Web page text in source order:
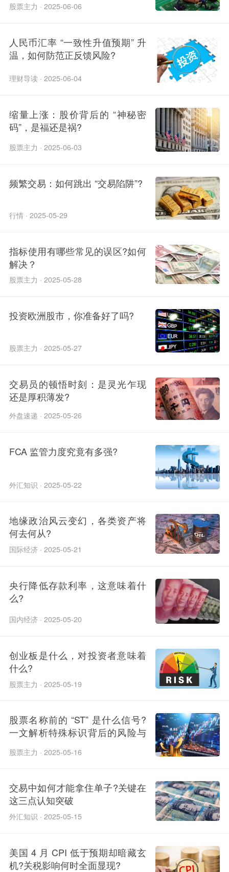
股票主力 · 2025-06-06
人民币汇率 “一致性升值预期” 升
温，如何防范正反馈风险?
理财导读 · 2025-06-04
缩量上涨：股价背后的 “神秘密
码”，是福还是祸?
股票主力 · 2025-06-03
频繁交易：如何跳出 “交易陷阱”?
行情 · 2025-05-29
指标使用有哪些常见的误区?如何
解决？
股票主力 · 2025-05-28
投资欧洲股市，你准备好了吗?
股票主力 · 2025-05-27
交易员的顿悟时刻：是灵光乍现
还是厚积薄发?
外盘速递 · 2025-05-26
FCA 监管力度究竟有多强?​
外汇知识 · 2025-05-22
地缘政治风云变幻，各类资产将
何去何从?
国际经济 · 2025-05-21
央行降低存款利率，这意味着什
么?
国内经济 · 2025-05-20
创业板是什么，对投资者意味着
什么?
股票主力 · 2025-05-19
股票名称前的 “ST” 是什么信号?
一文解析特殊标识背后的风险与
股票主力 · 2025-05-16
交易中如何才能拿住单子?关键在
这三点认知突破
外汇知识 · 2025-05-15
美国 4 月 CPI 低于预期却暗藏玄
机?关税影响何时全面显现?